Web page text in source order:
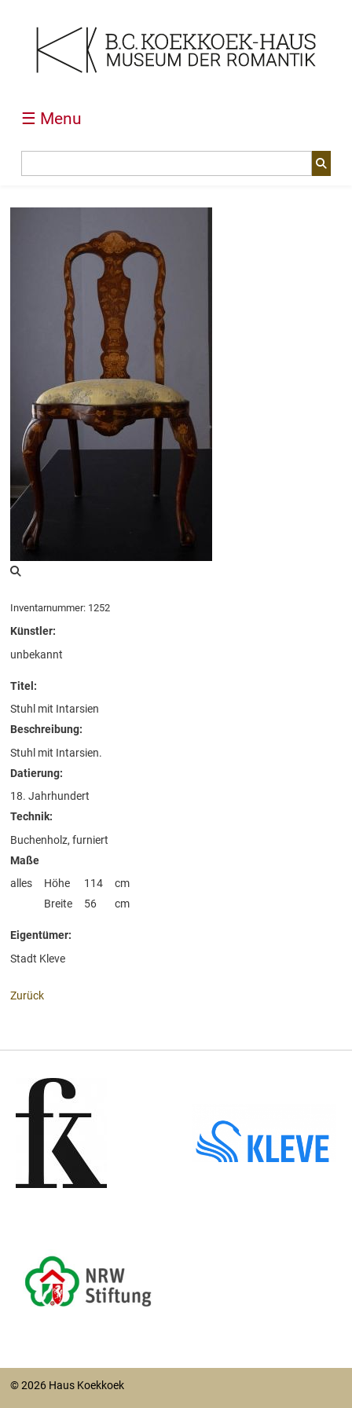
☰ Menu
Inventarnummer: 1252
Künstler:
unbekannt
Titel:
Stuhl mit Intarsien
Beschreibung:
Stuhl mit Intarsien.
Datierung:
18. Jahrhundert
Technik:
Buchenholz, furniert
Maße
alles
Höhe
Breite
114
56
cm
cm
Eigentümer:
Stadt Kleve
Zurück
© 2026 Haus Koekkoek